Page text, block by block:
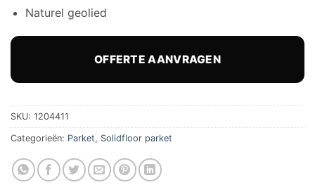
Naturel geolied
OFFERTE AANVRAGEN
SKU: 1204411
Categorieën: Parket, Solidfloor parket